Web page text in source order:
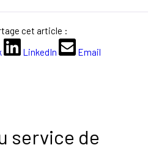
service de
cet article :
LinkedIn Email